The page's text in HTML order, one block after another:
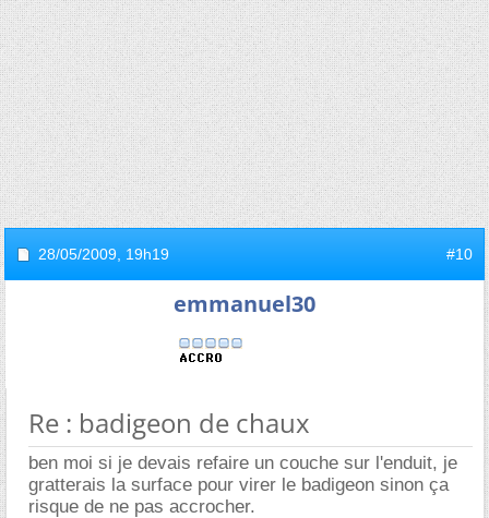
28/05/2009, 19h19 #10
emmanuel30
Re : badigeon de chaux
ben moi si je devais refaire un couche sur l'enduit, je
gratterais la surface pour virer le badigeon sinon ça
risque de ne pas accrocher.